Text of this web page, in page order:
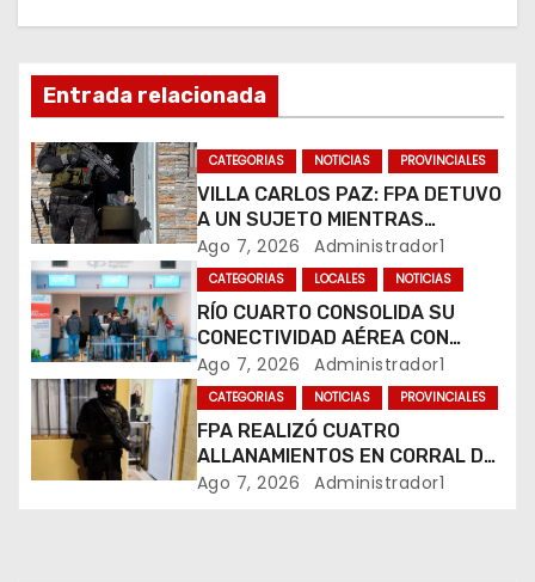
n
d
e
e
n
t
r
a
Entrada relacionada
CATEGORIAS NOTICIAS PROVINCIALES
VILLA CARLOS PAZ: FPA DETUVO
A UN SUJETO MIENTRAS
COMERCIALIZABA COCAÍNA Y
MARIHUANA EN UNA PLAZA
Ago 7, 2026 Administrador1
CATEGORIAS LOCALES NOTICIAS
RÍO CUARTO CONSOLIDA SU
CONECTIVIDAD AÉREA CON
CUATRO VUELOS SEMANALES A
BUENOS AIRES
Ago 7, 2026 Administrador1
CATEGORIAS NOTICIAS PROVINCIALES
FPA REALIZÓ CUATRO
ALLANAMIENTOS EN CORRAL DE
BUSTOS-IFFLINGER
Ago 7, 2026 Administrador1